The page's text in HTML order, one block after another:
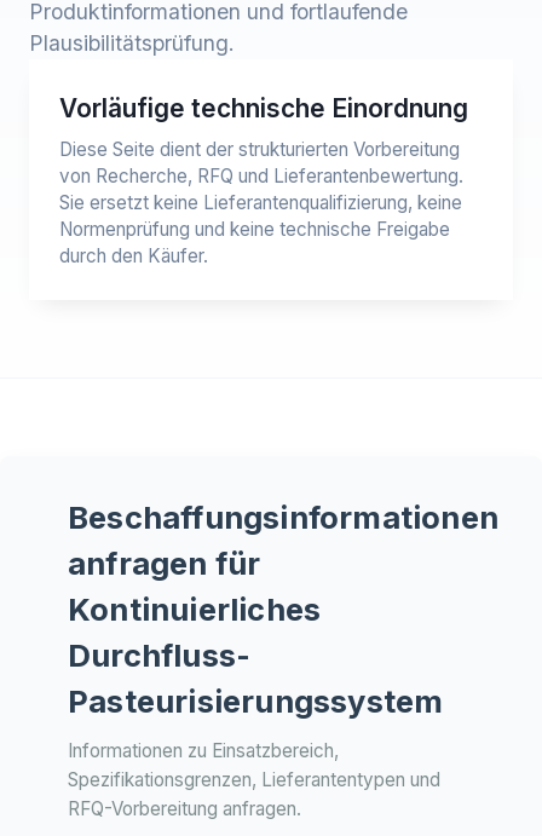
Produktinformationen und fortlaufende
Plausibilitätsprüfung.
Vorläufige technische Einordnung
Diese Seite dient der strukturierten Vorbereitung
von Recherche, RFQ und Lieferantenbewertung.
Sie ersetzt keine Lieferantenqualifizierung, keine
Normenprüfung und keine technische Freigabe
durch den Käufer.
Beschaffungsinformationen
anfragen für
Kontinuierliches
Durchfluss-
Pasteurisierungssystem
Informationen zu Einsatzbereich,
Spezifikationsgrenzen, Lieferantentypen und
RFQ-Vorbereitung anfragen.